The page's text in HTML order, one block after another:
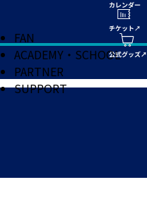
FAN
ACADEMY・SCHOOL
PARTNER
SUPPORT